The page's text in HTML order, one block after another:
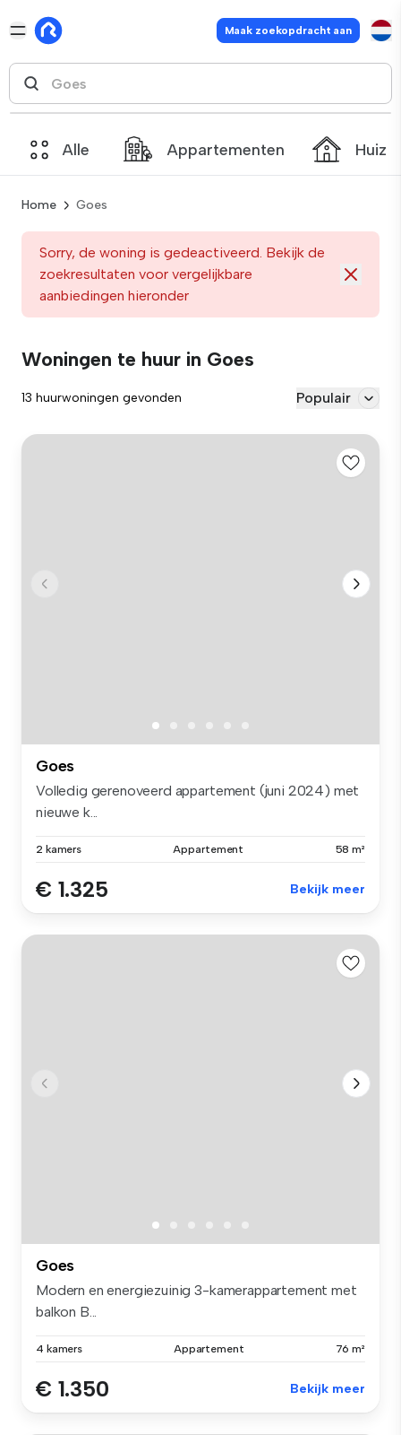
Maak zoekopdracht aan
Alle Appartementen
Home Goes
Sorry, de woning is gedeactiveerd. Bekijk de
zoekresultaten voor vergelijkbare
aanbiedingen hieronder
Woningen te huur in Goes
13 huurwoningen gevonden Populair
Goes
Volledig gerenoveerd appartement (juni 2024) met
nieuwe k...
2 kamers Appartement 58 m²
€ 1.325 Bekijk meer
Goes
Modern en energiezuinig 3-kamerappartement met
balkon B...
4 kamers Appartement 76 m²
€ 1.350 Bekijk meer